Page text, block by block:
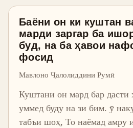
Баёни он ки куштан
марди заргар ба
буд, на ба ҳавои
фосид
Мавлоно Ҷалолиддини Румӣ
Куштани он мард бар дасти
уммед буду на зи бим. ӯ
табъи шоҳ, То наёмад амру